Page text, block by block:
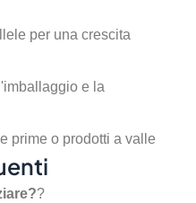
per una crescita
e la
prime o prodotti a valle
?